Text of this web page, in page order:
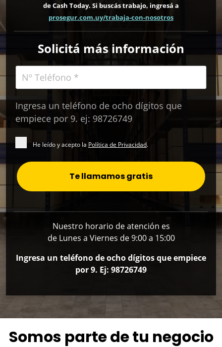
de Cash Today. Si buscás trabajo, ingresá a
prosegur.com.uy/trabaja-con-nosotros
Solicitá más información
Ingresa un teléfono de ocho dígitos que
empiece por 9. ej: 98726749
He leído y acepto la Política de Privacidad.
Te llamamos gratis
Nuestro horario de atención es
de Lunes a Viernes de 9:00 a 15:00
Ingresa un teléfono de ocho dígitos que empiece
por 9. Ej: 98726749
Somos parte de tu negocio